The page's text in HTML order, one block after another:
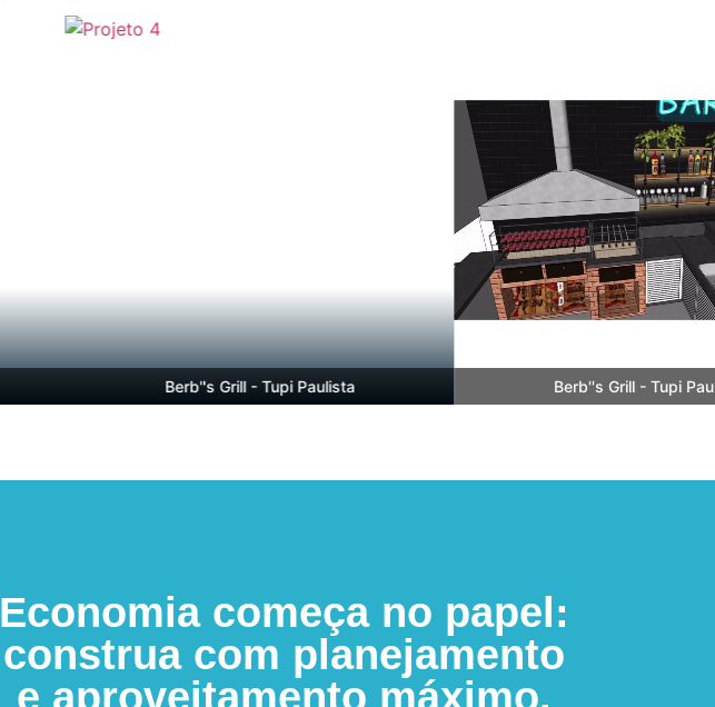
Berb''s Grill - Tupi Paulista Berb''s Grill - Tupi Paulista
Economia começa no papel:
construa com planejamento
e aproveitamento máximo.